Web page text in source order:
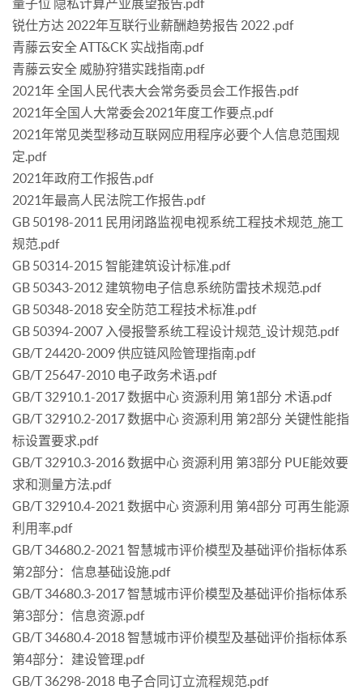
量子位 隐私计算产业展望报告.pdf
锐仕方达 2022年互联行业薪酬趋势报告 2022 .pdf
青藤云安全 ATT&CK 实战指南.pdf
青藤云安全 威胁狩猎实践指南.pdf
2021年 全国人民代表大会常务委员会工作报告.pdf
2021年全国人大常委会2021年度工作要点.pdf
2021年常见类型移动互联网应用程序必要个人信息范围规
定.pdf
2021年政府工作报告.pdf
2021年最高人民法院工作报告.pdf
GB 50198-2011 民用闭路监视电视系统工程技术规范_施工
规范.pdf
GB 50314-2015 智能建筑设计标准.pdf
GB 50343-2012 建筑物电子信息系统防雷技术规范.pdf
GB 50348-2018 安全防范工程技术标准.pdf
GB 50394-2007 入侵报警系统工程设计规范_设计规范.pdf
GB/T 24420-2009 供应链风险管理指南.pdf
GB/T 25647-2010 电子政务术语.pdf
GB/T 32910.1-2017 数据中心 资源利用 第1部分 术语.pdf
GB/T 32910.2-2017 数据中心 资源利用 第2部分 关键性能指
标设置要求.pdf
GB/T 32910.3-2016 数据中心 资源利用 第3部分 PUE能效要
求和测量方法.pdf
GB/T 32910.4-2021 数据中心 资源利用 第4部分 可再生能源
利用率.pdf
GB/T 34680.2-2021 智慧城市评价模型及基础评价指标体系
第2部分：信息基础设施.pdf
GB/T 34680.3-2017 智慧城市评价模型及基础评价指标体系
第3部分：信息资源.pdf
GB/T 34680.4-2018 智慧城市评价模型及基础评价指标体系
第4部分：建设管理.pdf
GB/T 36298-2018 电子合同订立流程规范.pdf